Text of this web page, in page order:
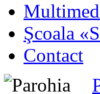
Şcoala
Contact